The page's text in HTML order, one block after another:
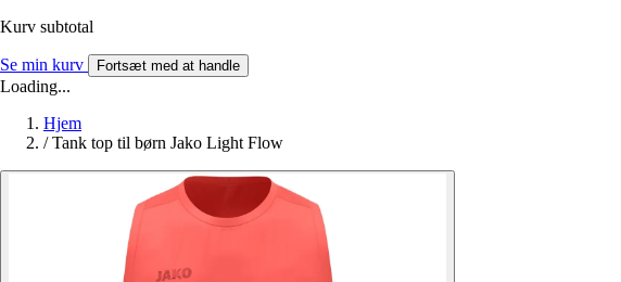
Kurv subtotal
Se min kurv Fortsæt med at handle
Loading...
Hjem
/ Tank top til børn Jako Light Flow